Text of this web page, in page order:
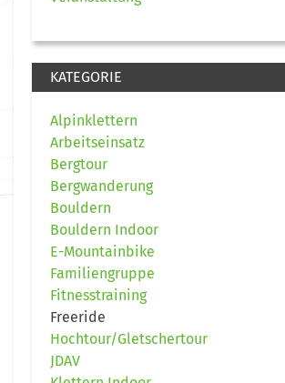
KATEGORIE
Alpinklettern
Arbeitseinsatz
Bergtour
Bergwanderung
Bouldern
Bouldern Indoor
E-Mountainbike
Familiengruppe
Fitnesstraining
Freeride
Hochtour/Gletschertour
JDAV